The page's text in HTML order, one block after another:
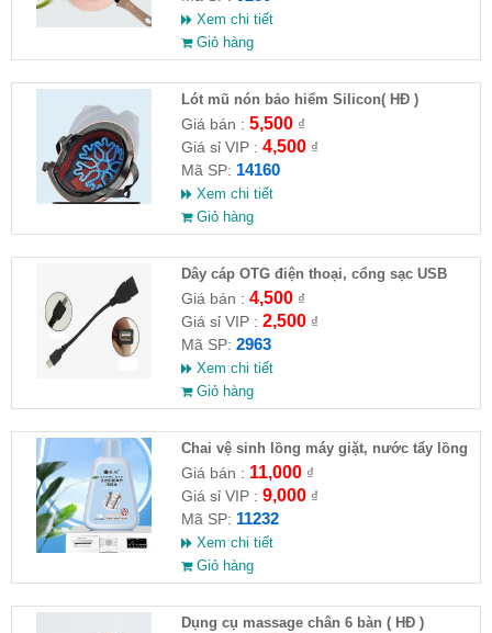
Xem chi tiết
Giỏ hàng
Lót mũ nón bảo hiểm Silicon( HĐ )
Giá bán : 5,500₫
Giá sỉ VIP : 4,500₫
Mã SP: 14160
Xem chi tiết
Giỏ hàng
Dây cáp OTG điện thoại, cổng sạc USB
Giá bán : 4,500₫
Giá sỉ VIP : 2,500₫
Mã SP: 2963
Xem chi tiết
Giỏ hàng
Chai vệ sinh lồng máy giặt, nước tẩy lồng
máy giặt CLEANING FLUID
Giá bán : 11,000₫
Giá sỉ VIP : 9,000₫
Mã SP: 11232
Xem chi tiết
Giỏ hàng
Dụng cụ massage chân 6 bàn ( HĐ )